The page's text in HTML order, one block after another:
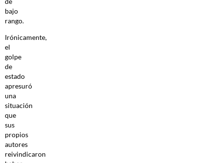
bajo
rango.
Irónicamente,
el
golpe
de
estado
apresuró
una
situación
que
sus
propios
autores
reivindicaron